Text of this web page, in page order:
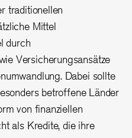
traditionellen
Mittel
durch
Versicherungsansätze
Dabei sollte
betroffene Länder
von finanziellen
als Kredite, die ihre